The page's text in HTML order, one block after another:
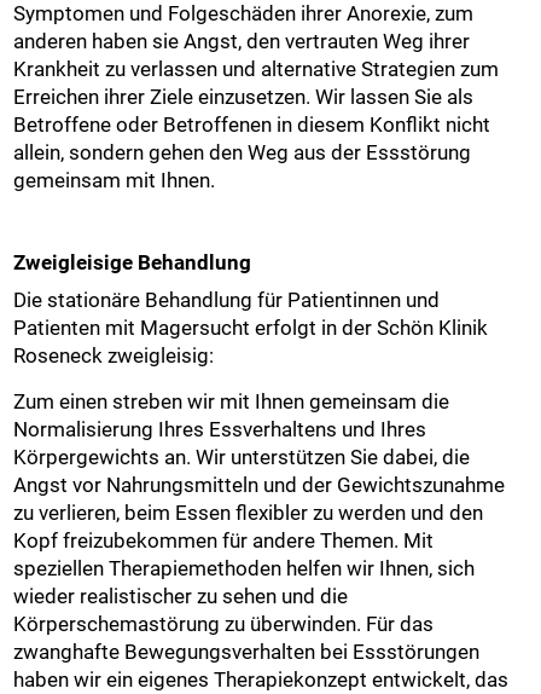
Symptomen und Folgeschäden ihrer Anorexie, zum
anderen haben sie Angst, den vertrauten Weg ihrer
Krankheit zu verlassen und alternative Strategien zum
Erreichen ihrer Ziele einzusetzen. Wir lassen Sie als
Betroffene oder Betroffenen in diesem Konflikt nicht
allein, sondern gehen den Weg aus der Essstörung
gemeinsam mit Ihnen.
Zweigleisige Behandlung
Die stationäre Behandlung für Patientinnen und
Patienten mit Magersucht erfolgt in der Schön Klinik
Roseneck zweigleisig:
Zum einen streben wir mit Ihnen gemeinsam die
Normalisierung Ihres Essverhaltens und Ihres
Körpergewichts an. Wir unterstützen Sie dabei, die
Angst vor Nahrungsmitteln und der Gewichtszunahme
zu verlieren, beim Essen flexibler zu werden und den
Kopf freizubekommen für andere Themen. Mit
speziellen Therapiemethoden helfen wir Ihnen, sich
wieder realistischer zu sehen und die
Körperschemastörung zu überwinden. Für das
zwanghafte Bewegungsverhalten bei Essstörungen
haben wir ein eigenes Therapiekonzept entwickelt, das